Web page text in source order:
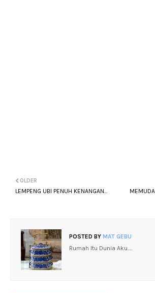
OLDER
LEMPENG UBI PENUH KENANGAN...
POSTED BY MAT GEBU
Rumah Itu Dunia Aku.....